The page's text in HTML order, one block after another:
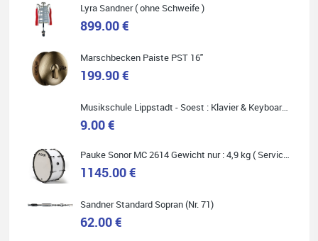
Ich war auf der Suche nach einem neuen Keyboard und bin
begeistert: ich bin super beraten worden, aktuell natürlich nur
telefonisch. Nachdem die Entscheidung zum Kauf gefallen war,
abholen musste. Top!
Marie-Luise Mroß
Ich bin super zufrieden mit meiner neuen Ukulele! Einfach am
Lyra Sandner ( ohne Schweife )
899.00 €
Marschbecken Paiste PST 16"
199.90 €
Musikschule Lippstadt - Soest : Klavier & Keyboardunterricht
9.00 €
Pauke Sonor MC 2614 Gewicht nur : 4,9 kg ( Service Preis inkl. Werkstatt Service )
1145.00 €
Sandner Standard Sopran (Nr. 71)
62.00 €